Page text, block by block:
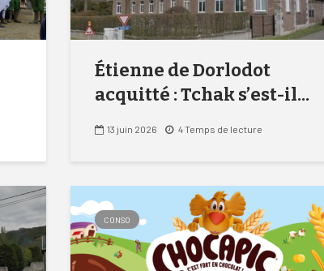
Étienne de Dorlodot
acquitté : Tchak s’est-il...
13 juin 2026 4 Temps de lecture
CONSO